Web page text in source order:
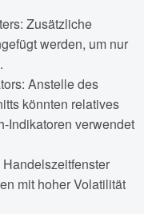
Zusätzliche
werden, um nur
Anstelle des
könnten relatives
Indikatoren verwendet
mit hoher Volatilität